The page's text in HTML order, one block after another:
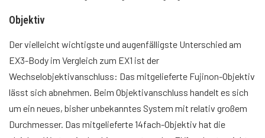
Objektiv
Der vielleicht wichtigste und augenfälligste Unterschied am
EX3-Body im Vergleich zum EX1 ist der
Wechselobjektivanschluss: Das mitgelieferte Fujinon-Objektiv
lässt sich abnehmen. Beim Objektivanschluss handelt es sich
um ein neues, bisher unbekanntes System mit relativ großem
Durchmesser. Das mitgelieferte 14fach-Objektiv hat die